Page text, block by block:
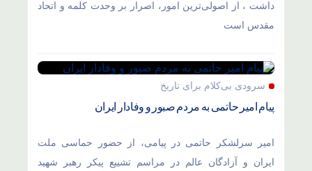
داشت ، از اصولی‌ترین امور، اصرار بر وحدت کلمه و اتحاد
مقدس است
سرودی بی‌کلام برای تاریخ
پیام امیر حاتمی به مردم صبور و وفادار ایران
امیر سرلشکر حاتمی در پیامی، از حضور حماسی ملت
ایران و آزادگان عالم در مراسم تشییع پیکر رهبر شهید